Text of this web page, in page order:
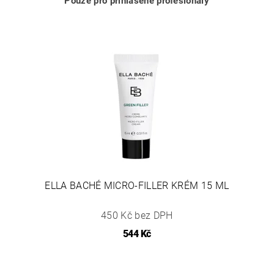
ELLA BACHÉ MICRO-FILLER KRÉM 15 ML
450 Kč bez DPH
544 Kč